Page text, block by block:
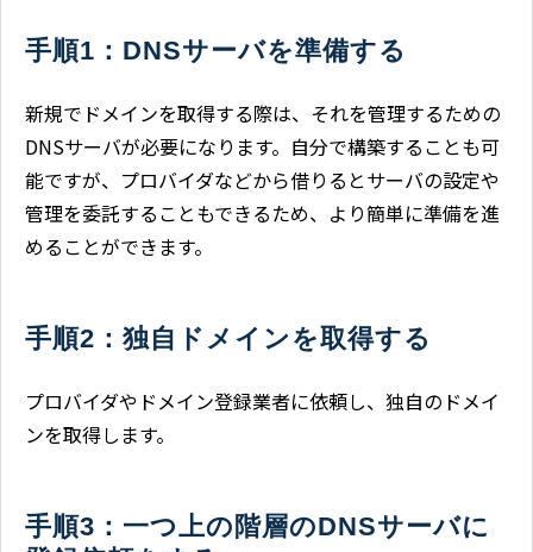
手順1：DNSサーバを準備する
新規でドメインを取得する際は、それを管理するための
DNSサーバが必要になります。自分で構築することも可
能ですが、プロバイダなどから借りるとサーバの設定や
管理を委託することもできるため、より簡単に準備を進
めることができます。
手順2：独自ドメインを取得する
プロバイダやドメイン登録業者に依頼し、独自のドメイ
ンを取得します。
手順3：一つ上の階層のDNSサーバに